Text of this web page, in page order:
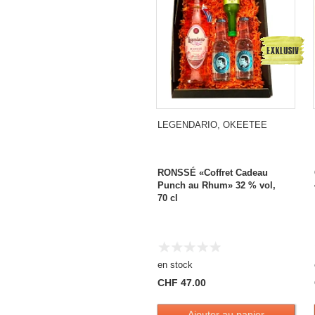
LEGENDARIO, OKEETEE
RONSSÉ «Coffret Cadeau
Punch au Rhum» 32 % vol,
70 cl
en stock
CHF 47.00